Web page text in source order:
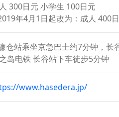
300日元 小学生 100日元
年4月1日起改为：成人 400
仓站乘坐京急巴士约7分钟，长
岛电铁 长谷站下车徒步5分钟
www.hasedera.jp/